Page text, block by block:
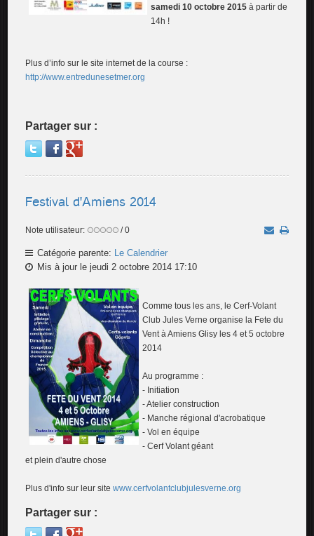
samedi 10 octobre 2015 à partir de
14h !
Plus d’info sur le site internet de la course :
http://www.entredunesetmer.org
Partager sur :
Festival d'Amiens 2014
Note utilisateur: / 0
Catégorie parente:
Le Calendrier
Mis à jour le jeudi 2 octobre 2014 17:10
Comme tous les ans, le Cerf-Volant
Club Jules Verne organise la Fete du
Vent à Amiens Glisy les 4 et 5 octobre
2014
Au programme :
- Initiation
- Atelier construction
- Manche régional d'acrobatique
- Vol en équipe
- Cerf Volant géant
et plein d'autre chose
Plus d'info sur leur sitewww.cerfvolantclubjulesverne.org
Partager sur :